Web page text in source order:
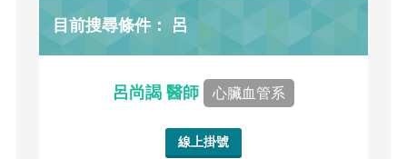
目前搜尋條件： 呂
呂尚謁 醫師 心臟血管系
線上掛號